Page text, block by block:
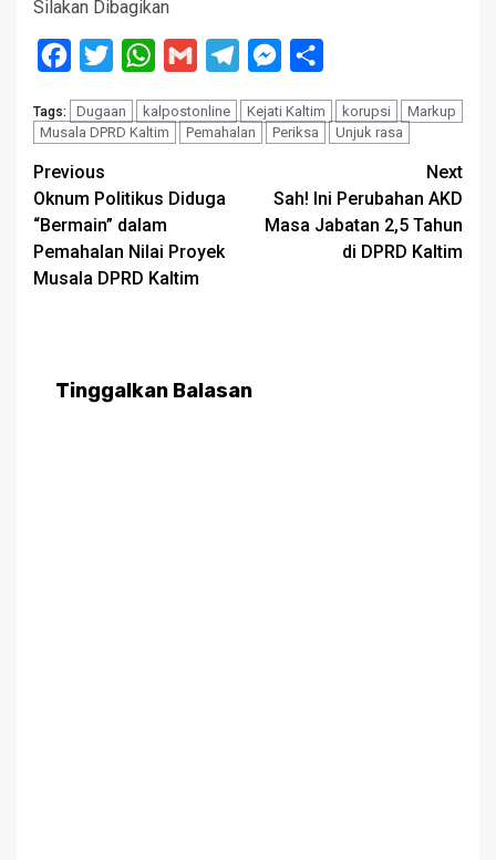
Silakan Dibagikan
Facebook
Twitter WhatsApp
Gmail TelegramMessenger
Tags: Dugaan kalpostonline Kejati Kaltim korupsi
Markup
Musala DPRD Kaltim
Pemahalan Periksa Unjuk rasa
Post
navigation
Previous
Oknum Politikus Diduga
“Bermain” dalam
Pemahalan Nilai Proyek
Musala DPRD Kaltim
Next
Sah! Ini Perubahan AKD
Masa Jabatan 2,5 Tahun
di DPRD Kaltim
Tinggalkan Balasan